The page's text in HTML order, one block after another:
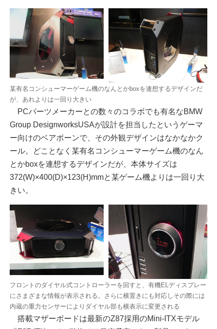
某有名コンシューマーゲーム機のなんとかboxを連想するデザインだ
が、あれよりは一回り大きい
PCパーツメーカーとの数々のコラボでも有名なBMW
Group DesignworksUSAが設計を担当したというゲーマ
ー向けのベアボーンで、その外観デザインはなかなかク
ール。どことなく某有名コンシューマーゲーム機のなん
とかboxを連想するデザインだが、本体サイズは
372(W)×400(D)×123(H)mmと某ゲーム機よりは一回り大
きい。
フロントのダイヤル式コントローラーを回すと、有機ELディスプレー
にさまざまな情報が表示される。さらに横置きにも対応しその際には
内蔵の重力センサーによりダイヤル部も横表示に変更される
搭載マザーボードは最新のZ87採用のMini-ITXモデル